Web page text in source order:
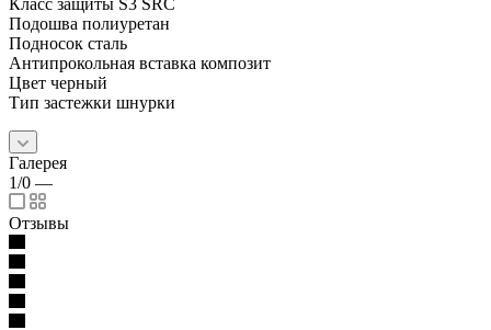
Подошва полиуретан
Подносок сталь
Антипрокольная вставка композит
Цвет черный
Тип застежки шнурки
Галерея
1/0 —
Отзывы